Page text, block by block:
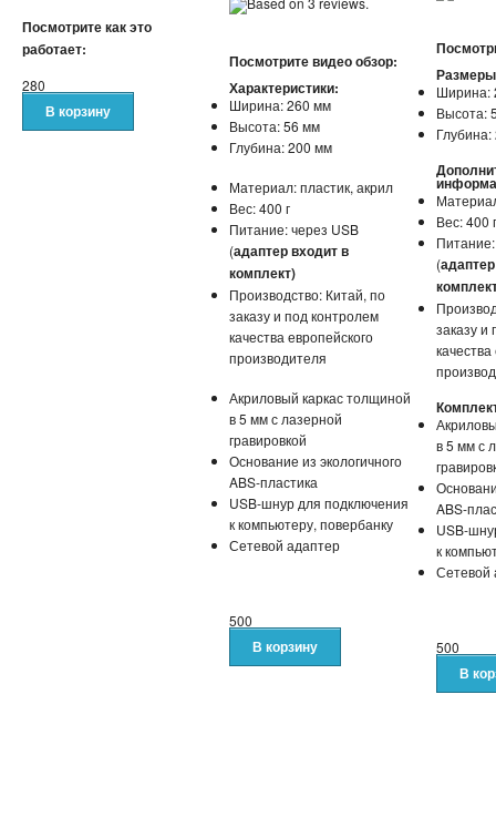
Посмотрите как это
работает:
280
Посмотрите видео обзор:
Характеристики:
Ширина: 260 мм
Высота: 56 мм
Глубина: 200 мм
Материал: пластик, акрил
Вес: 400 г
Питание: через USB
(адаптер входитв
комплект)
Производство: Китай, по
заказу и под контролем
качества европейского
производителя
Акриловый каркас толщиной
в 5 мм с лазерной
гравировкой
Основание из экологичного
ABS-пластика
USB-шнур для подключения
к компьютеру, повербанку
Сетевой адаптер
500
Ширина:
Высота:
Вес: 400 г
(
заказу и
в 5 мм с
ABS-
USB-
к
Сетевой
500